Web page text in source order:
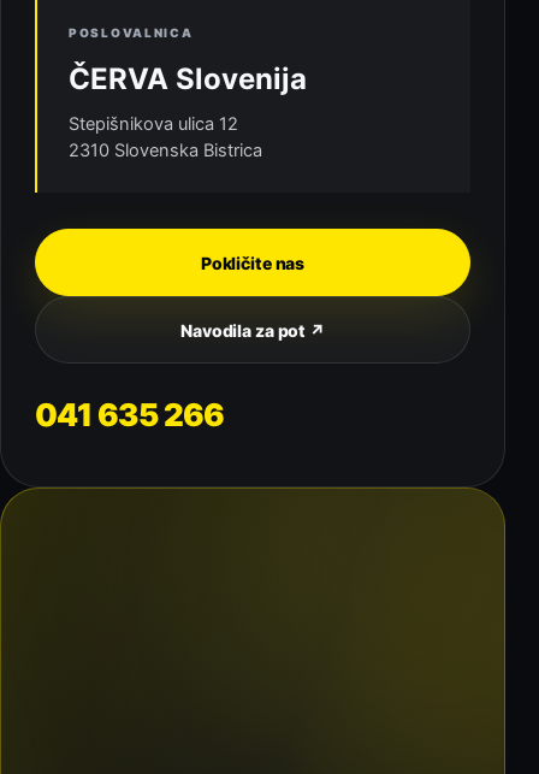
POSLOVALNICA
ČERVA Slovenija
Stepišnikova ulica 12
2310 Slovenska Bistrica
Pokličite nas
Navodila za pot ↗
041 635 266